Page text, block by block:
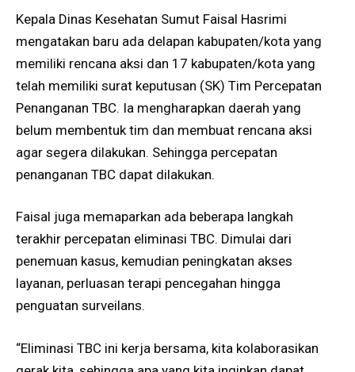
Kepala Dinas Kesehatan Sumut Faisal Hasrimi
mengatakan baru ada delapan kabupaten/kota yang
memiliki rencana aksi dan 17 kabupaten/kota yang
telah memiliki surat keputusan (SK) Tim Percepatan
Penanganan TBC. Ia mengharapkan daerah yang
belum membentuk tim dan membuat rencana aksi
agar segera dilakukan. Sehingga percepatan
penanganan TBC dapat dilakukan.
Faisal juga memaparkan ada beberapa langkah
terakhir percepatan eliminasi TBC. Dimulai dari
penemuan kasus, kemudian peningkatan akses
layanan, perluasan terapi pencegahan hingga
penguatan surveilans.
“Eliminasi TBC ini kerja bersama, kita kolaborasikan